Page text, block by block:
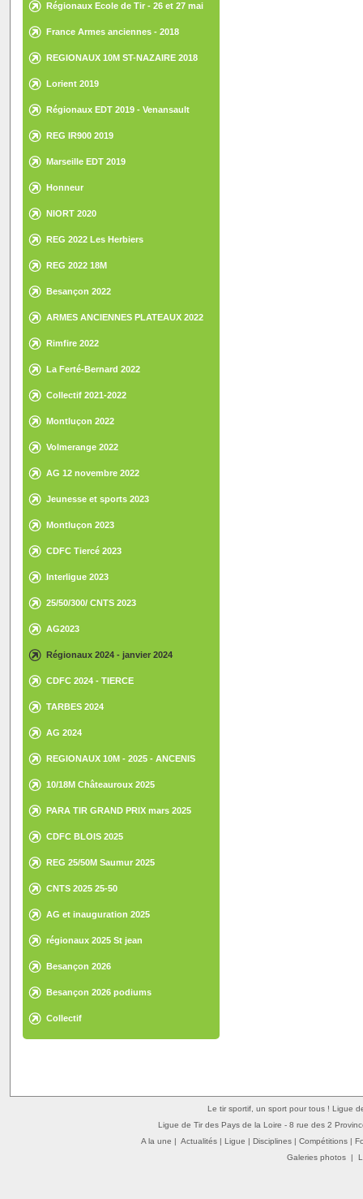
Régionaux Ecole de Tir - 26 et 27 mai
France Armes anciennes - 2018
REGIONAUX 10M ST-NAZAIRE 2018
Lorient 2019
Régionaux EDT 2019 - Venansault
REG IR900 2019
Marseille EDT 2019
Honneur
NIORT 2020
REG 2022 Les Herbiers
REG 2022 18M
Besançon 2022
ARMES ANCIENNES PLATEAUX 2022
Rimfire 2022
La Ferté-Bernard 2022
Collectif 2021-2022
Montluçon 2022
Volmerange 2022
AG 12 novembre 2022
Jeunesse et sports 2023
Montluçon 2023
CDFC Tiercé 2023
Interligue 2023
25/50/300/ CNTS 2023
AG2023
Régionaux 2024 - janvier 2024
CDFC 2024 - TIERCE
TARBES 2024
AG 2024
REGIONAUX 10M - 2025 - ANCENIS
10/18M Châteauroux 2025
PARA TIR GRAND PRIX mars 2025
CDFC BLOIS 2025
REG 25/50M Saumur 2025
CNTS 2025 25-50
AG et inauguration 2025
régionaux 2025 St jean
Besançon 2026
Besançon 2026 podiums
Collectif
Le tir sportif, un sport pour tous ! Ligue
Ligue de Tir des Pays de la Loire - 8 rue des 2
A la une | Actualités | Ligue | Disciplines | Compétitions |
Galeries photos|